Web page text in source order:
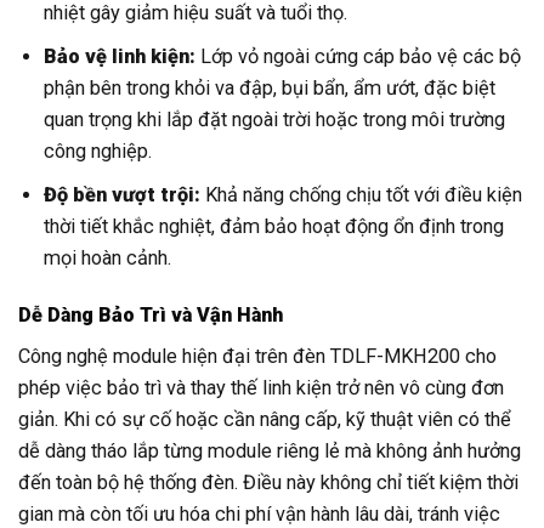
nhiệt gây giảm hiệu suất và tuổi thọ.
Bảo vệ linh kiện: Lớp vỏ ngoài cứng cáp bảo vệ các bộ
phận bên trong khỏi va đập, bụi bẩn, ẩm ướt, đặc biệt
quan trọng khi lắp đặt ngoài trời hoặc trong môi trường
công nghiệp.
Độ bền vượt trội: Khả năng chống chịu tốt với điều kiện
thời tiết khắc nghiệt, đảm bảo hoạt động ổn định trong
mọi hoàn cảnh.
Dễ Dàng Bảo Trì và Vận Hành
Công nghệ module hiện đại trên đèn TDLF-MKH200 cho
phép việc bảo trì và thay thế linh kiện trở nên vô cùng đơn
giản. Khi có sự cố hoặc cần nâng cấp, kỹ thuật viên có thể
dễ dàng tháo lắp từng module riêng lẻ mà không ảnh hưởng
đến toàn bộ hệ thống đèn. Điều này không chỉ tiết kiệm thời
gian mà còn tối ưu hóa chi phí vận hành lâu dài, tránh việc